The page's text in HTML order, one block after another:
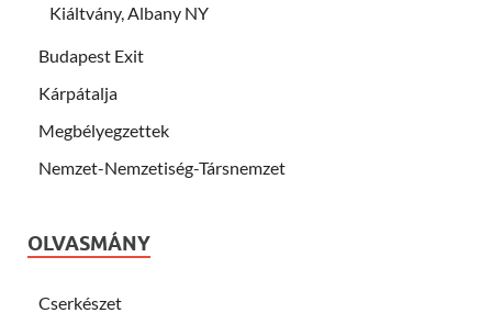
Kiáltvány, Albany NY
Budapest Exit
Kárpátalja
Megbélyegzettek
Nemzet-Nemzetiség-Társnemzet
OLVASMÁNY
Cserkészet